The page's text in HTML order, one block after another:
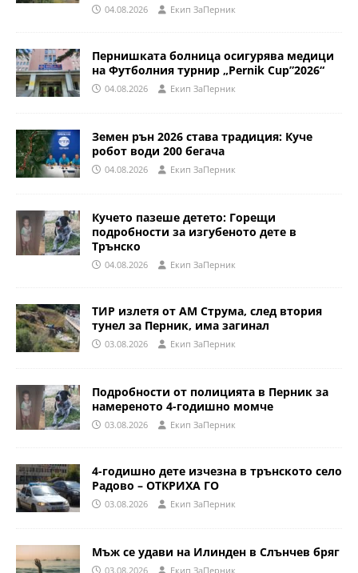
04.08.2026 Eкип ЗаПерник
Пернишката болница осигурява медици
на Футболния турнир „Pernik Cup”2026“
04.08.2026 Eкип ЗаПерник
Земен рън 2026 става традиция: Куче
робот води 200 бегача
04.08.2026 Eкип ЗаПерник
Кучето пазеше детето: Горещи
подробности за изгубеното дете в
Трънско
04.08.2026 Eкип ЗаПерник
ТИР излетя от АМ Струма, след втория
тунел за Перник, има загинал
03.08.2026 Eкип ЗаПерник
Подробности от полицията в Перник за
намереното 4-годишно момче
03.08.2026 Eкип ЗаПерник
4-годишно дете изчезна в трънското село
Радово – ОТКРИХА ГО
03.08.2026 Eкип ЗаПерник
Мъж се удави на Илинден в Слънчев бряг
03.08.2026 Eкип ЗаПерник